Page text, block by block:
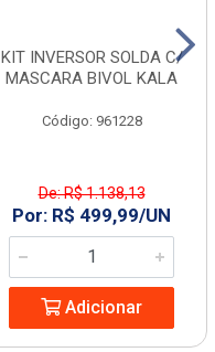
KIT INVERSOR SOLDA C/
MASCARA BIVOL KALA
Código: 961228
De: R$ 1.138,13
Por: R$ 499,99/UN
Adicionar